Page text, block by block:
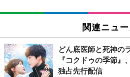
関連ニュー
どん底医師と死神の
『コクドゥの季節
独占先行配信